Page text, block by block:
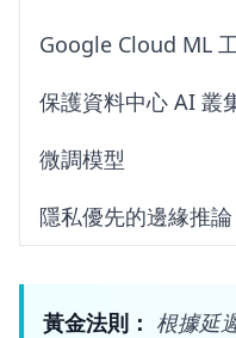
Google Cloud ML
保護資料中心 AI 叢
微調模型
隱私優先的邊緣推論
黃金法則： 根據延